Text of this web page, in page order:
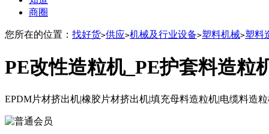
商圈
您所在的位置： 找好货>供应>机械及行业设备>塑料机械>塑料
PE改性造粒机_PE护套料造粒
EPDM片材挤出机|橡胶片材挤出机|填充母料造粒机|电缆料造